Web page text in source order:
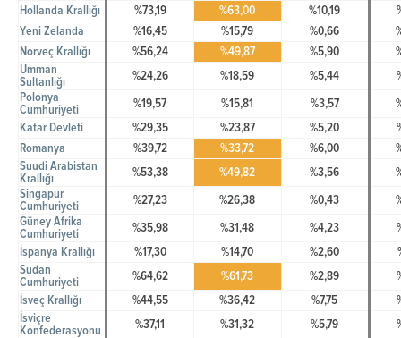
Hollanda Krallığı
%73,19 %63,00 %10,19
Yeni Zelanda
%16,45 %15,79 %0,66
Norveç Krallığı
%56,24 %49,87 %5,90
Umman
Sultanlığı
%24,26 %18,59 %5,44
Polonya
Cumhuriyeti
%19,57 %15,81 %3,57
Katar Devleti
%29,35 %23,87 %5,20
Romanya
%39,72 %33,72 %6,00
Suudi Arabistan
Krallığı
%53,38 %49,82 %3,56
Singapur
Cumhuriyeti
%27,23 %26,38 %0,43
Güney Afrika
Cumhuriyeti
%35,98 %31,48 %4,23
İspanya Krallığı
%17,30 %14,70 %2,60
Sudan
Cumhuriyeti
%64,62 %61,73 %2,89
İsveç Krallığı
%44,55 %36,42 %7,75
İsviçre
Konfederasyonu
%37,11 %31,32 %5,79